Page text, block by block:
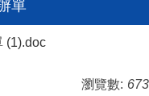
單
(1).doc
瀏覽數: 673